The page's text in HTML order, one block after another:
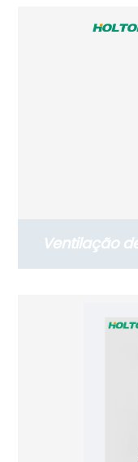
Ventilação